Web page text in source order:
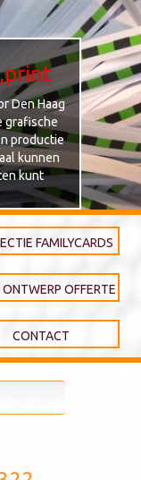
Den Haag
grafische
productie
kunnen
kunt
FAMILYCARDS
ONTWERP OFFERTE
CONTACT